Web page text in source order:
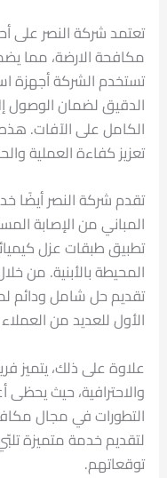
تعتمد شركة النصر على
مكافحة الارضة، مما
تستخدم الشركة أجهزة
الدقيق لضمان الوصول
الكامل على الآفات.
تعزيز كفاءة العملية
تقدم شركة النصر أيضًا
المباني من الإصابة
تطبيق طبقات عزل
المحيطة بالأبنية. من
تقديم حل شامل ودائم
الأول للعديد من
علاوة على ذلك، يتميز
والاحترافية، حيث يحظى
التطورات في مجال
لتقديم خدمة متميزة
توقعاتهم.